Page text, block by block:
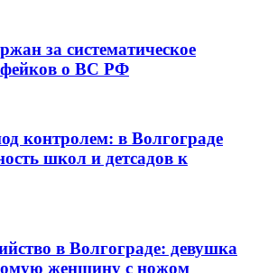
за систематическое
фейков о ВС РФ
контролем: в Волгограде
школ и детсадов к
в Волгограде: девушка
женщину с ножом